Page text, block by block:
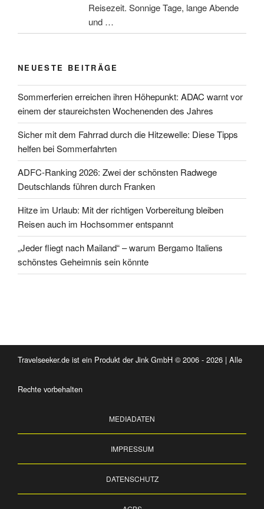
Reisezeit. Sonnige Tage, lange Abende
und …
NEUESTE BEITRÄGE
Sommerferien erreichen ihren Höhepunkt: ADAC warnt vor
einem der staureichsten Wochenenden des Jahres
Sicher mit dem Fahrrad durch die Hitzewelle: Diese Tipps
helfen bei Sommerfahrten
ADFC-Ranking 2026: Zwei der schönsten Radwege
Deutschlands führen durch Franken
Hitze im Urlaub: Mit der richtigen Vorbereitung bleiben
Reisen auch im Hochsommer entspannt
„Jeder fliegt nach Mailand“ – warum Bergamo Italiens
schönstes Geheimnis sein könnte
Travelseeker.de ist ein Produkt der Jink GmbH © 2006 - 2026 | Alle
Rechte vorbehalten
MEDIADATEN
IMPRESSUM
DATENSCHUTZ